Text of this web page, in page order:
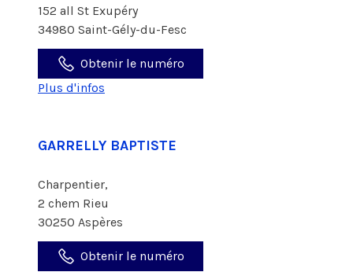
152 all St Exupéry
34980 Saint-Gély-du-Fesc
Obtenir le numéro
Plus d'infos
GARRELLY BAPTISTE
Charpentier,
2 chem Rieu
30250 Aspères
Obtenir le numéro